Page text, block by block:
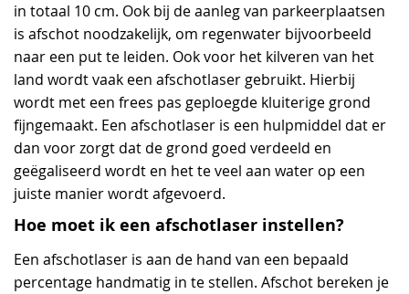
in totaal 10 cm. Ook bij de aanleg van parkeerplaatsen
is afschot noodzakelijk, om regenwater bijvoorbeeld
naar een put te leiden. Ook voor het kilveren van het
land wordt vaak een afschotlaser gebruikt. Hierbij
wordt met een frees pas geploegde kluiterige grond
fijngemaakt. Een afschotlaser is een hulpmiddel dat er
dan voor zorgt dat de grond goed verdeeld en
geëgaliseerd wordt en het te veel aan water op een
juiste manier wordt afgevoerd.
Hoe moet ik een afschotlaser instellen?
Een afschotlaser is aan de hand van een bepaald
percentage handmatig in te stellen. Afschot bereken je